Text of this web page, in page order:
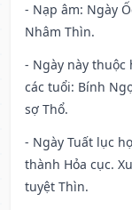
- Nạp âm: Ngày
Nhâm Thìn.
- Ngày này thuộc
các tuổi: Bính
sợ Thổ.
- Ngày Tuất lục
thành Hỏa cục.
tuyệt Thìn.